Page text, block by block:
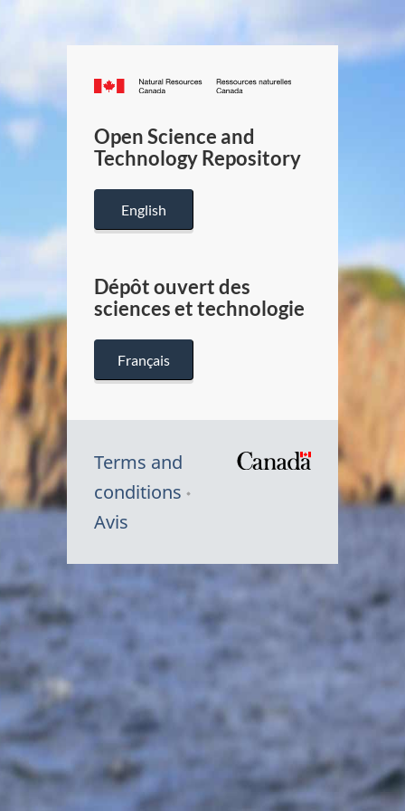
Canada.ca
/
Canada
Open Science and
Technology Repository
English
Dépôt ouvert des
sciences et technologie
Français
Terms and
conditions
Avis
Symbole
Canada